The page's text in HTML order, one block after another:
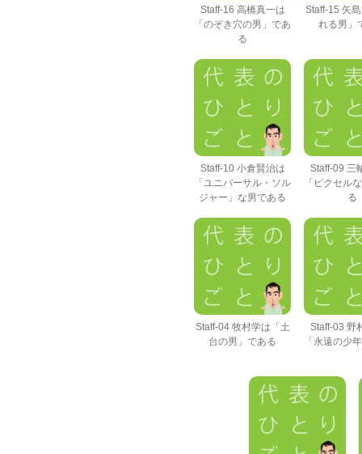
Staff-16 高橋真一は
「のぞき穴の男」であ
る
Staff-15 矢
れる男」
Staff-10 小倉賢治は
「ユニバーサル・ソル
ジャー」な男である
Staff-09 三
「ピクセル
る
Staff-04 牧村学は「土
台の男」である
Staff-03 野
「永遠の少